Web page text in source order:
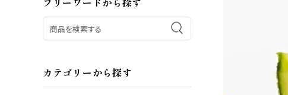
ラ・フランス
さくらんぼ
みかん
梨
20,001円～
九州・沖縄
カテゴリーから探す